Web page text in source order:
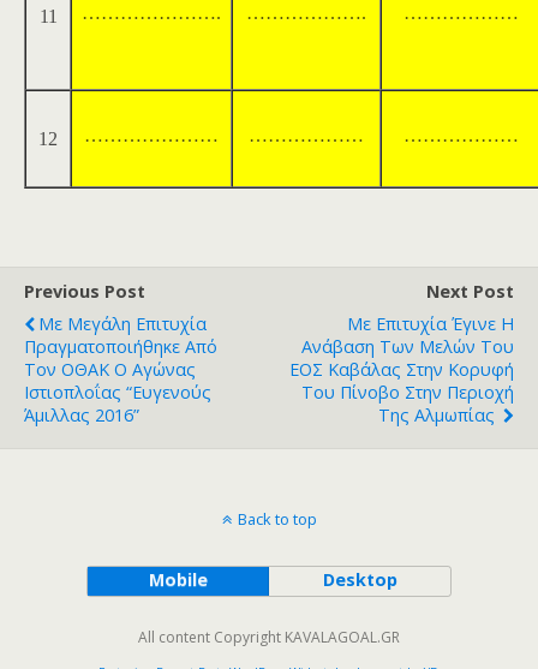
11 …………………. ………………. ………………
12 ………………… ……………… ………………
Previous Post
Με Μεγάλη Επιτυχία
Πραγματοποιήθηκε Από
Τον ΟΘΑΚ Ο Αγώνας
Ιστιοπλοΐας “Ευγενούς
Άμιλλας 2016”
Next Post
Με Επιτυχία Έγινε Η
Ανάβαση Των Μελών Του
ΕΟΣ Καβάλας Στην Κορυφή
Του Πίνοβο Στην Περιοχή
Της Αλμωπίας
Back to top
Mobile Desktop
All content Copyright KAVALAGOAL.GR